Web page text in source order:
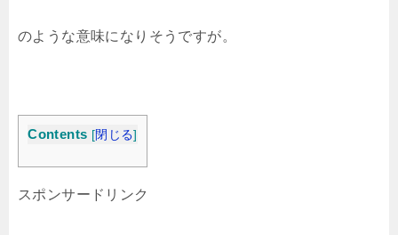
のような意味になりそうですが。
Contents [閉じる]
スポンサードリンク